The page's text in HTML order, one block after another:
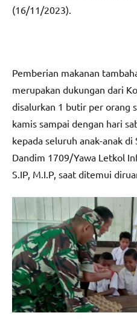
(16/11/2023).
Pemberian makanan
merupakan dukungan dari
disalurkan 1 butir per orang
kamis sampai dengan hari
kepada seluruh anak-anak
Dandim 1709/Yawa Letkol
S.IP, M.I.P, saat ditemui